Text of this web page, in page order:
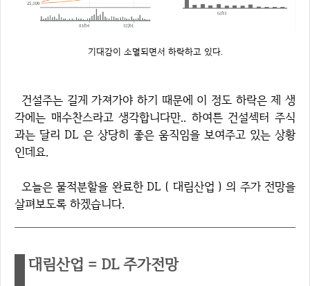
기대감이 소멸되면서 하락하고 있다.
건설주는 길게 가져가야 하기 때문에 이 정도 하락은 제 생
각에는 매수찬스라고 생각합니다만.. 하여튼 건설섹터 주식
과는 달리 DL 은 상당히 좋은 움직임을 보여주고 있는 상황
인데요.
오늘은 물적분할을 완료한 DL ( 대림산업 ) 의 주가 전망을
살펴보도록 하겠습니다.
대림산업 = DL 주가전망